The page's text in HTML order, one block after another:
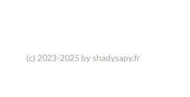
(c) 2023-2025 by shadysapy.fr